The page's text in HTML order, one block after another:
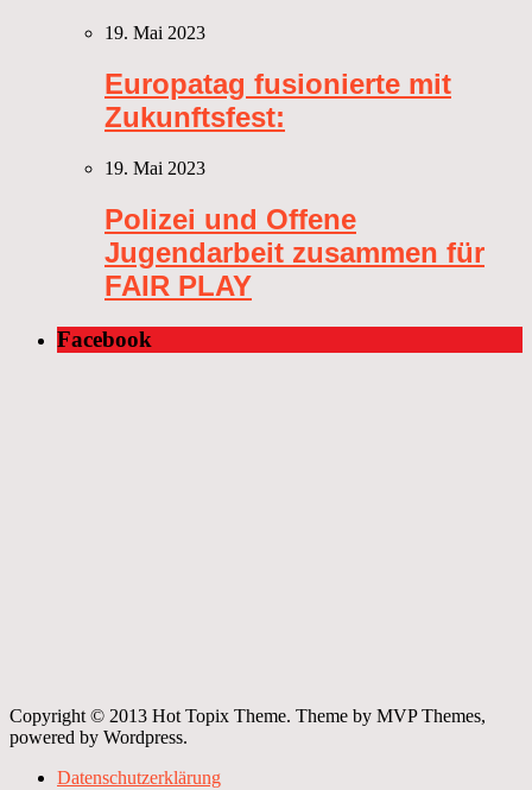
19. Mai 2023
Europatag fusionierte mit
Zukunftsfest:
19. Mai 2023
Polizei und Offene
Jugendarbeit zusammen für
FAIR PLAY
Facebook
Copyright © 2013 Hot Topix Theme. Theme by MVP Themes,
powered by Wordpress.
Datenschutzerklärung